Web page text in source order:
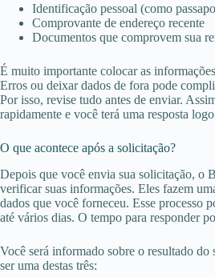
Identificação pessoal (como
Comprovante de endereço recente
Documentos que comprovem sua
É muito importante colocar as
Erros ou deixar dados de fora pode
Por isso, revise tudo antes de enviar.
rapidamente e você terá uma resposta
O que acontece após a solicitação?
Depois que você envia sua solicitação, o
verificar suas informações. Eles fazem
dados que você forneceu. Esse processo
até vários dias. O tempo para responder
Você será informado sobre o resultado do
ser uma destas três: